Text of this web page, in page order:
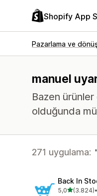
Shopify App
Pazarlama ve
manuel
Bazen
olduğunda
271 uygulama:
Back In
5,05 yıldız
(3.824)
toplam 3824•